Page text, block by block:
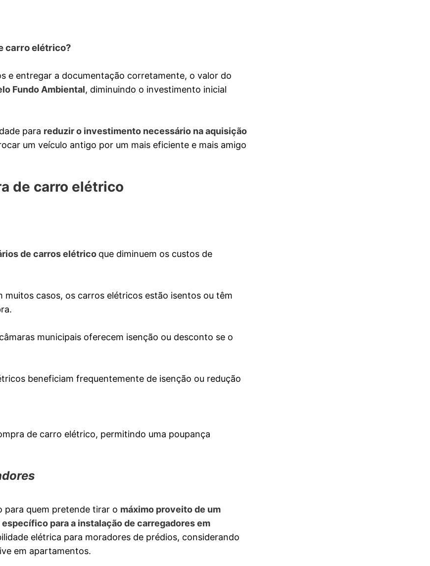
carro elétrico?
e entregar a documentação corretamente, o valor do
Fundo Ambiental, diminuindo o investimento inicial
para reduzir o investimento necessário na aquisição
um veículo antigo por um mais eficiente e mais amigo
de carro elétrico
de carros elétrico que diminuem os custos de
casos, os carros elétricos estão isentos ou têm
municipais oferecem isenção ou desconto se o
beneficiam frequentemente de isenção ou redução
de carro elétrico, permitindo uma poupança
para quem pretende tirar o máximo proveito de um
específico para a instalação de carregadores em
elétrica para moradores de prédios, considerando
em apartamentos.